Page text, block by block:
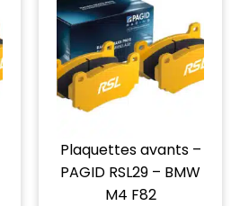
Plaquettes avants –
PAGID RSL29 – BMW
M4 F82